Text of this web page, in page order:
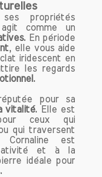
la cornaline
de
et sa
présence
pierre est
pour sa
et 7 sur
adaptée
propriétés
comme un
. En période
, elle vous aide
iridescent en
les regards
.
pour sa
vitalité. Elle est
ceux qui
qui traversent
est
et à la
idéale pour